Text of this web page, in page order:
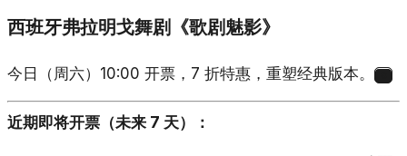
西班牙弗拉明戈舞剧《歌剧魅影》
今日（周六）10:00 开票，7 折特惠，重塑经典版本。
近期即将开票（未来 7 天）：